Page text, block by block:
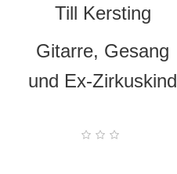
Till Kersting
Gitarre, Gesang
und Ex-Zirkuskind